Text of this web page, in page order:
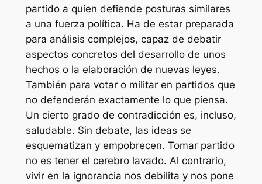
partido a quien defiende posturas similares
a una fuerza política. Ha de estar preparada
para análisis complejos, capaz de debatir
aspectos concretos del desarrollo de unos
hechos o la elaboración de nuevas leyes.
También para votar o militar en partidos que
no defenderán exactamente lo que piensa.
Un cierto grado de contradicción es, incluso,
saludable. Sin debate, las ideas se
esquematizan y empobrecen. Tomar partido
no es tener el cerebro lavado. Al contrario,
vivir en la ignorancia nos debilita y nos pone